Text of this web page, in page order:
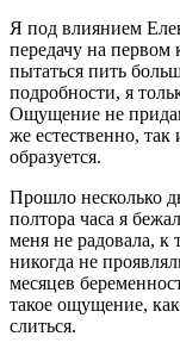
Я под влиянием
передачу на первом
пытаться пить
подробности, я
Ощущение не
же естественно,
образуется.
Прошло несколько
полтора часа я
меня не радовала,
никогда не
месяцев
такое ощущение,
слиться.